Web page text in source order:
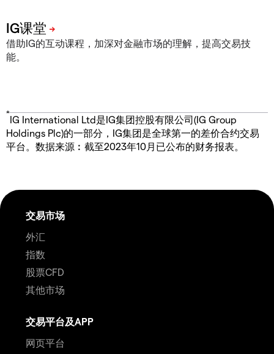
借助IG的互动课程，加深对金融市场的理解，提高交易技
能。
*
IG International Ltd是IG集团控股有限公司(IG Group
Holdings Plc)的一部分，IG集团是全球第一的差价合约交易
平台。数据来源︰截至2023年10月已公布的财务报表。
交易市场
外汇
指数
股票CFD
其他市场
交易平台及APP
网页平台